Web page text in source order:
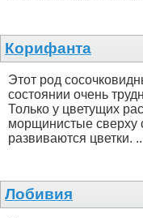
Корифанта
Этот род
состоянии очень
Только у цветущих
морщинистые сверху
развиваются цветки.
Лобивия